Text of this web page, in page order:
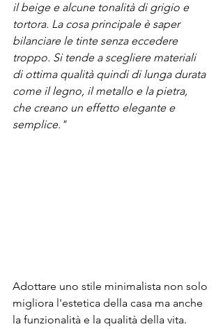
il beige e alcune tonalità di grigio e
tortora. La cosa principale è saper
bilanciare le tinte senza eccedere
troppo. Si tende a scegliere materiali
di ottima qualità quindi di lunga durata
come il legno, il metallo e la pietra,
che creano un effetto elegante e
semplice."
Adottare uno stile minimalista non solo
migliora l'estetica della casa ma anche
la funzionalità e la qualità della vita.